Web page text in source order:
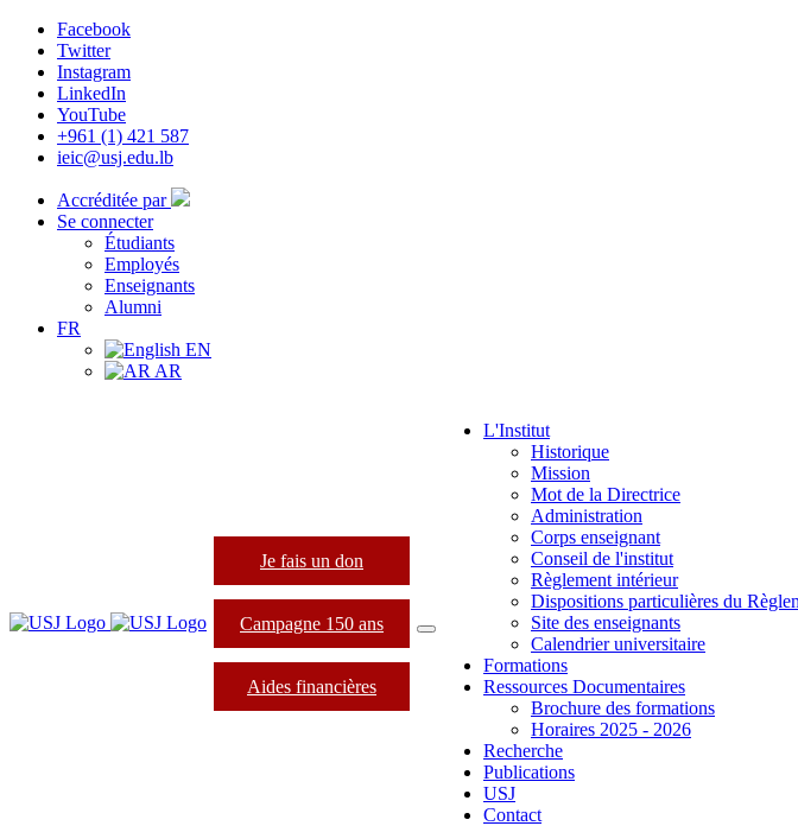
Facebook
Twitter
Instagram
LinkedIn
YouTube
+961 (1) 421 587
ieic@usj.edu.lb
Accréditée par
Se connecter
Étudiants
Employés
Enseignants
Alumni
FR
EN
AR
Je fais un don
Campagne 150 ans
Aides financières
L'Institut
Historique
Mission
Mot de la Directrice
Administration
Corps enseignant
Conseil de l'institut
Règlement intérieur
Dispositions particulières du
Site des enseignants
Calendrier universitaire
Formations
Ressources Documentaires
Brochure des formations
Horaires 2025 - 2026
Recherche
Publications
USJ
Contact